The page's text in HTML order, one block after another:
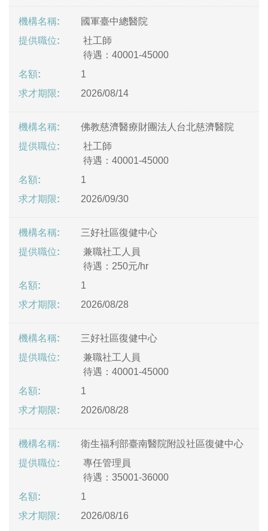
國軍臺中總醫院
社工師
待遇：40001-45000
1
2026/08/14
佛教慈濟醫療財團法人台北慈濟醫院
社工師
待遇：40001-45000
1
2026/09/30
三好社區復健中心
兼職社工人員
待遇：250元/hr
1
2026/08/28
三好社區復健中心
兼職社工人員
待遇：40001-45000
1
2026/08/28
衛生福利部臺南醫院附設社區復健中心
專任管理員
待遇：35001-36000
1
2026/08/16